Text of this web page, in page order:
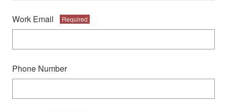
Work Email Required
Phone Number